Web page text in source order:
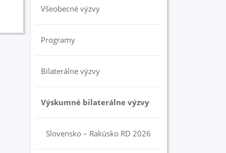
Všeobecné výzvy
Programy
Bilaterálne výzvy
Výskumné bilaterálne výzvy
Slovensko – Rakúsko RD 2026